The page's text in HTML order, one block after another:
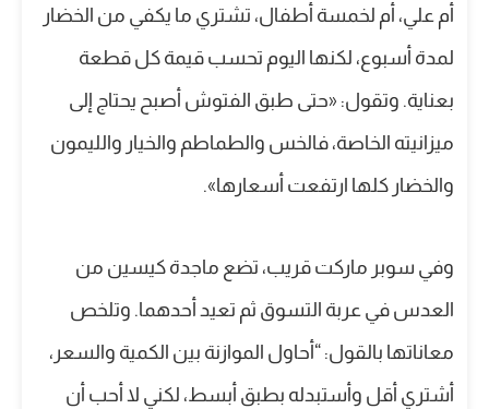
أم علي، أم لخمسة أطفال، تشتري ما يكفي من الخضار
لمدة أسبوع، لكنها اليوم تحسب قيمة كل قطعة
بعناية. وتقول: «حتى طبق الفتوش أصبح يحتاج إلى
ميزانيته الخاصة، فالخس والطماطم والخيار والليمون
والخضار كلها ارتفعت أسعارها».
وفي سوبر ماركت قريب، تضع ماجدة كيسين من
العدس في عربة التسوق ثم تعيد أحدهما. وتلخص
معاناتها بالقول: “أحاول الموازنة بين الكمية والسعر،
أشتري أقل وأستبدله بطبق أبسط، لكني لا أحب أن